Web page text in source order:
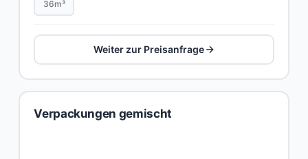
36m³
Weiter zur Preisanfrage
Verpackungen gemischt